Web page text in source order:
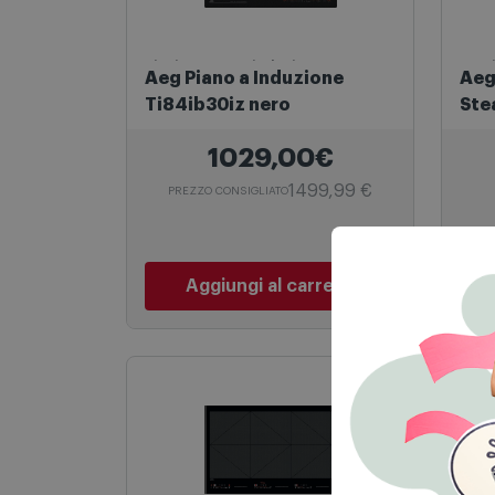
Aeg Piano a Induzione
Ti84ib30iz nero
1029,00€
PREZZO CONSIGLIATO1499,99 €
Aggiungi al carrello